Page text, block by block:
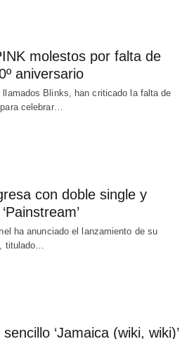
molestos por falta de
aniversario
Blinks, han criticado la falta de
celebrar…
con doble single y
ha anunciado el lanzamiento de su
titulado…
‘Jamaica (wiki, wiki)’